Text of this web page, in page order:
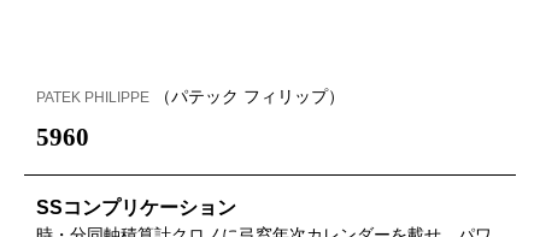
PATEK PHILIPPE （パテック フィリップ）
5960
SSコンプリケーション